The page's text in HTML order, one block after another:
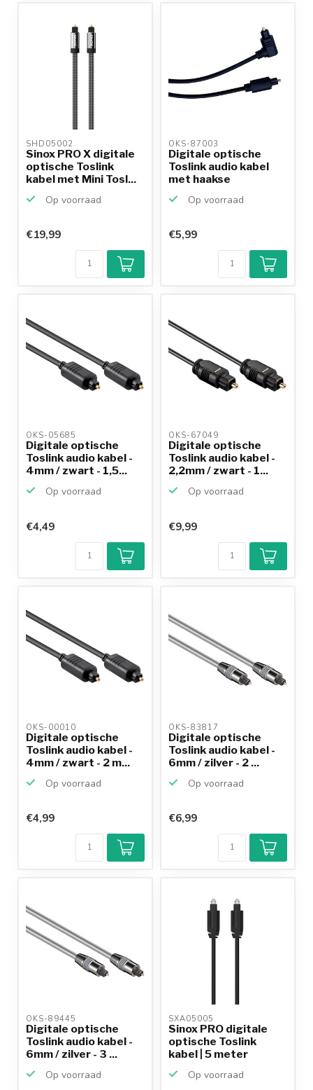
SHD05002
Sinox PRO X digitale
optische Toslink
kabel met Mini Tosl...
Op voorraad
€19,99
OKS-87003
Digitale optische
Toslink audio kabel
met haakse
Op voorraad
€5,99
OKS-05685
Digitale optische
Toslink audio kabel -
4mm / zwart - 1,5...
Op voorraad
€4,49
OKS-67049
Digitale optische
Toslink audio kabel -
2,2mm / zwart - 1...
Op voorraad
€9,99
OKS-00010
Digitale optische
Toslink audio kabel -
4mm / zwart - 2 m...
Op voorraad
€4,99
OKS-83817
Digitale optische
Toslink audio kabel -
6mm / zilver - 2 ...
Op voorraad
€6,99
OKS-89445
Digitale optische
Toslink audio kabel -
6mm / zilver - 3 ...
Op voorraad
SXA05005
Sinox PRO digitale
optische Toslink
kabel | 5 meter
Op voorraad